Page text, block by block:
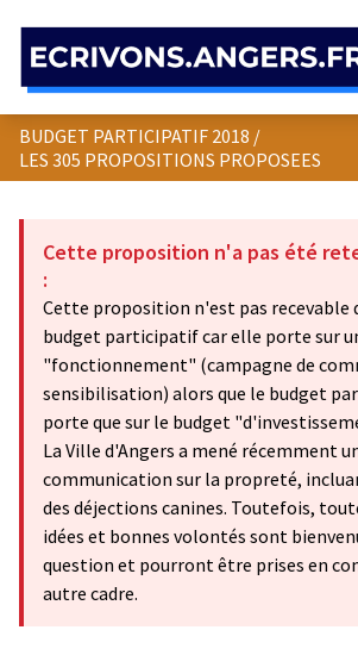
BUDGET PARTICIPATIF 2018 /
LES 305 PROPOSITIONS PROPOSEES
Cette proposition n'a pas été
:
Cette proposition n'est pas recevable
budget participatif car elle porte sur
"fonctionnement" (campagne de
sensibilisation) alors que le budget
porte que sur le budget
La Ville d'Angers a mené récemment
communication sur la propreté,
des déjections canines. Toutefois,
idées et bonnes volontés sont
question et pourront être prises en
autre cadre.